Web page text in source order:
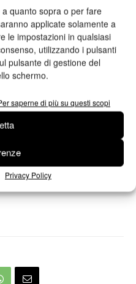
quanto sopra o per fare
applicate solamente a
le impostazioni in qualsiasi
utilizzando i pulsanti
pulsante di gestione del
schermo.
saperne di più su questi scopi
Privacy Policy
delle unità beta della
Pressper la piegatura del
a cui faranno seguito,
dellaLanda S10C
notevoli
la trasformazione della